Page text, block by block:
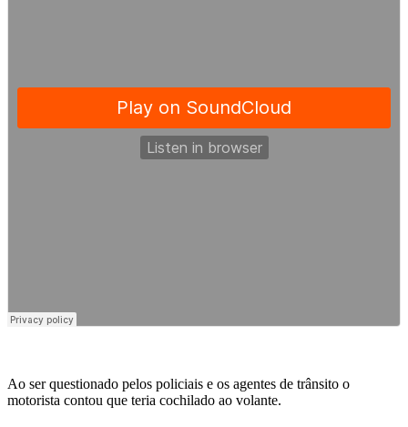
Ao ser questionado pelos policiais e os agentes de trânsito o
motorista contou que teria cochilado ao volante.